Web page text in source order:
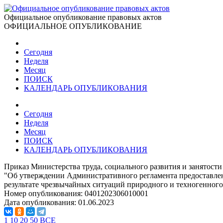
Официальное опубликование правовых актов
ОФИЦИАЛЬНОЕ ОПУБЛИКОВАНИЕ
Сегодня
Неделя
Месяц
ПОИСК
КАЛЕНДАРЬ ОПУБЛИКОВАНИЯ
Сегодня
Неделя
Месяц
ПОИСК
КАЛЕНДАРЬ ОПУБЛИКОВАНИЯ
Приказ Министерства труда, социального развития и
"Об утверждении Административного регламента
результате чрезвычайных ситуаций природного и
Номер опубликования: 0401202306010001
Дата опубликования: 01.06.2023
1 10 20 50 ВСЕ